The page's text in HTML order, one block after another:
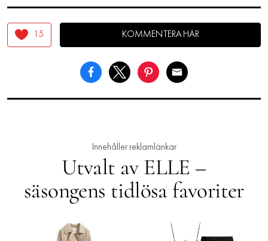
15 KOMMENTERA HÄR
Innehåller reklamlänkar
Utvalt av ELLE –
säsongens tidlösa favoriter